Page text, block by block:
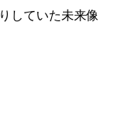
していた未来像